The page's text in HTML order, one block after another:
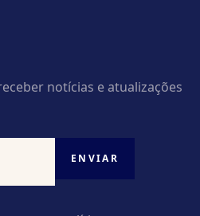
notícias e atualizações